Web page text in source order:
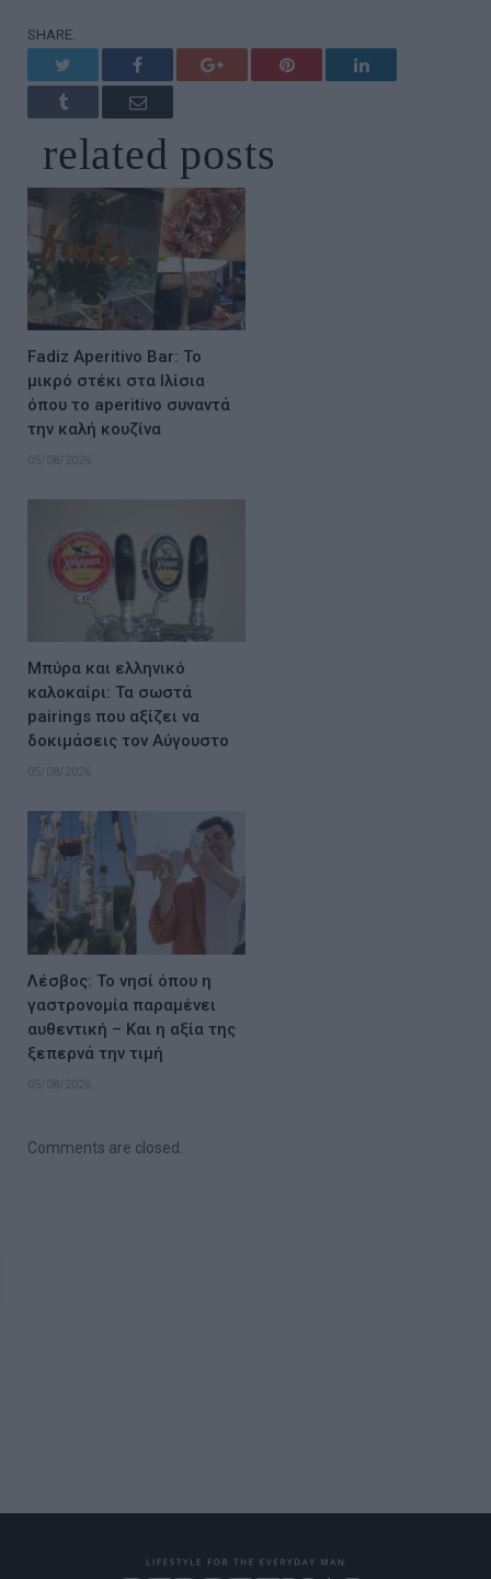
SHARE.
Facebook Google+ Pinterest LinkedIn
Tumblr Email
related posts
Fadiz Aperitivo Bar: Το
μικρό στέκι στα Ιλίσια
όπου το aperitivo συναντά
την καλή κουζίνα
05/08/2026
Μπύρα και ελληνικό
καλοκαίρι: Τα σωστά
pairings που αξίζει να
δοκιμάσεις τον Αύγουστο
05/08/2026
Λέσβος: Το νησί όπου η
γαστρονομία παραμένει
αυθεντική – Και η αξία της
ξεπερνά την τιμή
05/08/2026
Comments are closed.